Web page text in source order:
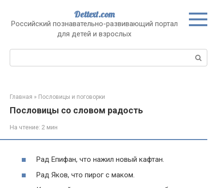
контенту
Dettext.com
Российский познавательно-развивающий портал
для детей и взрослых
Поиск:
Главная » Пословицы и поговорки
Пословицы со словом радость
На чтение: 2 мин
Рад Епифан, что нажил новый кафтан.
Рад Яков, что пирог с маком.